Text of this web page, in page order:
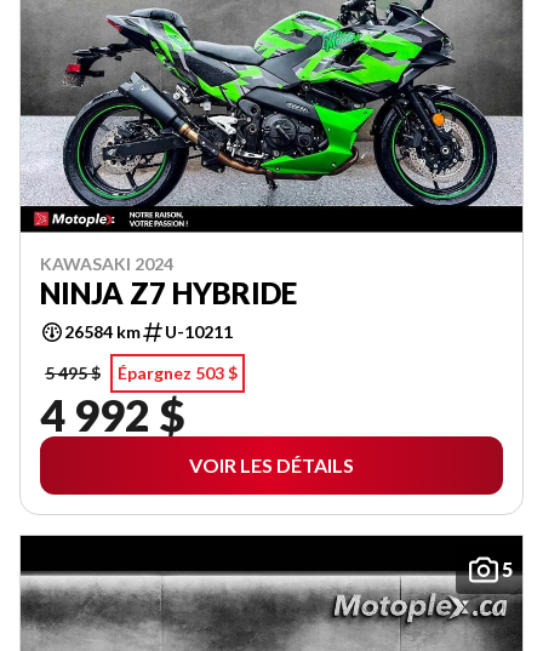
KAWASAKI 2024
NINJA Z7 HYBRIDE
26584 km
U-10211
5 495 $
Épargnez 503 $
4 992 $
VOIR LES DÉTAILS
5